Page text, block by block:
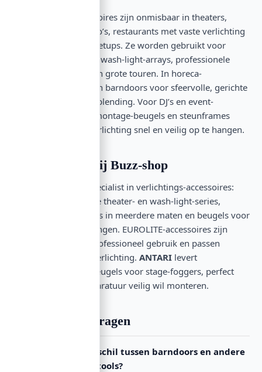
Verlichtings-accessoires zijn onmisbaar in theaters,
concertzalen, studio’s, restaurants met vaste verlichting
en mobiele event-setups. Ze worden gebruikt voor
theater-installaties, wash-light-arrays, professionele
fotografie-setups en grote touren. In horeca-
omgevingen zorgen barndoors voor sfeervolle, gerichte
verlichting zonder blending. Voor DJ’s en event-
professionals zijn montage-beugels en steunframes
essentieel om je verlichting snel en veilig op te hangen.
Top-merken bij Buzz-shop
is de specialist in verlichtings-accessoires:
barndoors voor alle theater- en wash-light-series,
omega-steunframes in meerdere maten en beugels voor
specifieke toepassingen. EUROLITE-accessoires zijn
ontworpen voor professioneel gebruik en passen
naadloos op hun verlichting. ANTARI levert
gespecialiseerde beugels voor stage-foggers, perfect
voor wie effectapparatuur veilig wil monteren.
Veelgestelde vragen
Wat is het verschil tussen barndoors en andere
licht-shaping tools?